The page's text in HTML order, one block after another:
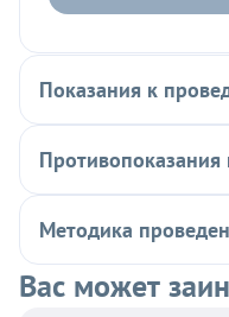
Показания к
Методика
Вас может